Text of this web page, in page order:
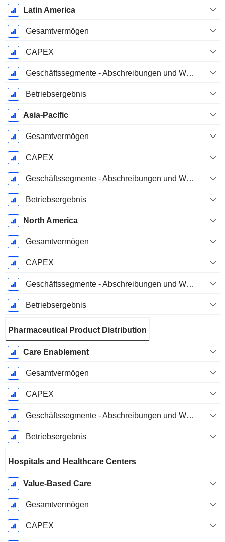
Latin America
Gesamtvermögen
CAPEX
Geschäftssegmente - Abschreibungen und Wertminderungen
Betriebsergebnis
Asia-Pacific
Gesamtvermögen
CAPEX
Geschäftssegmente - Abschreibungen und Wertminderungen
Betriebsergebnis
North America
Gesamtvermögen
CAPEX
Geschäftssegmente - Abschreibungen und Wertminderungen
Betriebsergebnis
Pharmaceutical Product Distribution
Care Enablement
Gesamtvermögen
CAPEX
Geschäftssegmente - Abschreibungen und Wertminderungen
Betriebsergebnis
Hospitals and Healthcare Centers
Value-Based Care
Gesamtvermögen
CAPEX